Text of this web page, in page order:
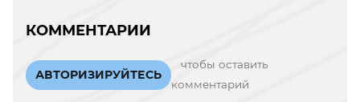
КОММЕНТАРИИ
АВТОРИЗИРУЙТЕСЬ
чтобы оставить
комментарий